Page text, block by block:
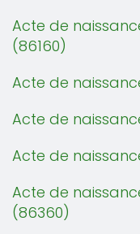
Acte de naissance
(86160)
Acte de naissance
Acte de
Acte de
Acte de naissance
(86360)